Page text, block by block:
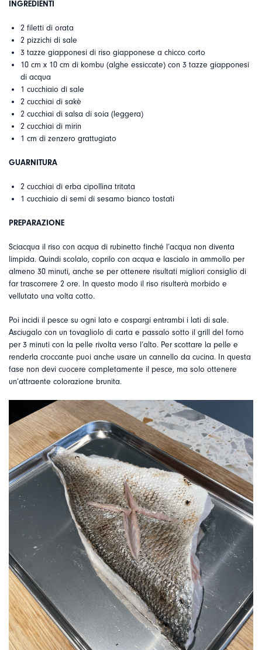
INGREDIENTI
2 filetti di orata
2 pizzichi di sale
3 tazze giapponesi di riso giapponese a chicco corto
10 cm x 10 cm di kombu (alghe essiccate) con 3 tazze giapponesi
di acqua
1 cucchiaio di sale
2 cucchiai di sakè
2 cucchiai di salsa di soia (leggera)
2 cucchiai di mirin
1 cm di zenzero grattugiato
GUARNITURA
2 cucchiai di erba cipollina tritata
1 cucchiaio di semi di sesamo bianco tostati
PREPARAZIONE
Sciacqua il riso con acqua di rubinetto finché l’acqua non diventa
limpida. Quindi scolalo, coprilo con acqua e lascialo in ammollo per
almeno 30 minuti, anche se per ottenere risultati migliori consiglio di
far trascorrere 2 ore. In questo modo il riso risulterà morbido e
vellutato una volta cotto.
Poi incidi il pesce su ogni lato e cospargi entrambi i lati di sale.
Asciugalo con un tovagliolo di carta e passalo sotto il grill del forno
per 3 minuti con la pelle rivolta verso l’alto. Per scottare la pelle e
renderla croccante puoi anche usare un cannello da cucina. In questa
fase non devi cuocere completamente il pesce, ma solo ottenere
un’attraente colorazione brunita.